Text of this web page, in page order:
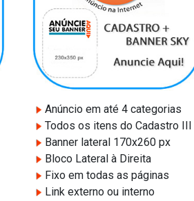
Anúncio em até 4 categorias
Todos os itens do Cadastro III
Banner lateral 170x260 px
Bloco Lateral à Direita
Fixo em todas as páginas
Link externo ou interno